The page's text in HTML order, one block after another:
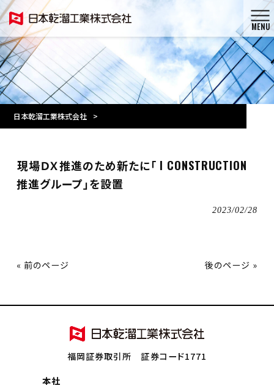
MENU
日本乾溜工業株式会社 >
現場ＤＸ推進のため新たに「 I CONSTRUCTION
推進グループ」を設置
2023/02/28
« 前のページ 後のページ »
福岡証券取引所 証券コード1771
本社